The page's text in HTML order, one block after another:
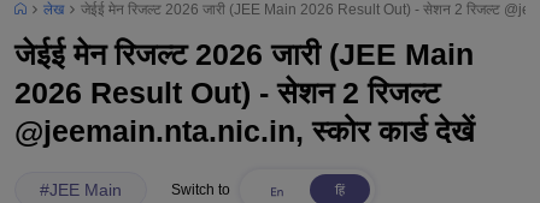
लेख जेईई मेन रिजल्ट 2026 जारी (JEE Main 2026 Result Out) - सेशन 2 रिजल्ट
जेईई मेन रिजल्ट 2026 जारी (JEE Main
2026 Result Out) - सेशन 2 रिजल्ट
@jeemain.nta.nic.in, स्कोर कार्ड देखें
#JEE Main Switch to